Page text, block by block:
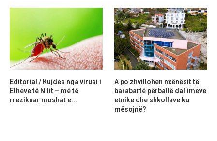
Editorial / Kujdes nga virusi i
Etheve të Nilit – më të
rrezikuar moshat e...
A po zhvillohen nxënësit të
barabartë përballë dallimeve
etnike dhe shkollave ku
mësojnë?